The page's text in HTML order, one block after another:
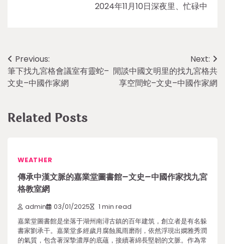
2024年11月10日深夜里、忙碌中
Post
navigation
Previous:
筆下找九宮格會議室有靈蛇–
文史–中國作家網
Next:
閒談中國文明里的找九宮格共
享空間蛇–文史–中國作家網
Related Posts
WEATHER
傳承中漢文脈的嘉業堂圖書館–文史–中國作家找九宮
格教室網
admin 03/01/2025 1 min read
嘉業堂圖書館是坐落于湖州南潯古鎮的百年建筑，創立者是有名躲
書家劉承干。嘉業堂多經歲月腐蝕風雨磨削，依然浮現出嫻雅秀潤
的氣質，包含著深摯濃厚的底蘊，接續著綿長堅韌的文脈。作為常